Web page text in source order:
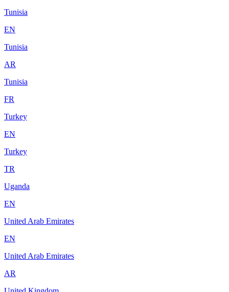
Tunisia
EN
Tunisia
AR
Tunisia
FR
Turkey
EN
Turkey
TR
Uganda
EN
United Arab Emirates
EN
United Arab Emirates
AR